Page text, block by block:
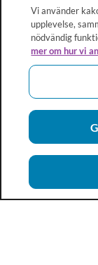
Vi använder
upplevelse,
nödvändig
mer om hur vi